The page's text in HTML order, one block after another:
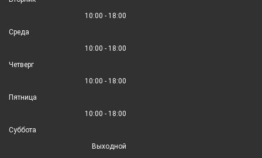
10:00 - 18:00
Среда
10:00 - 18:00
Четверг
10:00 - 18:00
Пятница
10:00 - 18:00
Суббота
Выходной